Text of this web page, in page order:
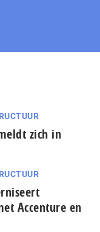
zich in
Accenture en